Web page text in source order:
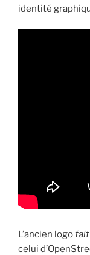
identité
L’ancien logofait
celui